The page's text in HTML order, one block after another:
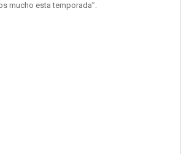
mucho esta temporada”.